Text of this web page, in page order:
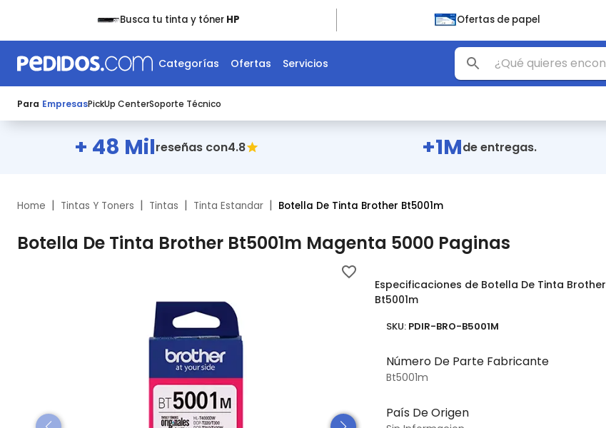
Busca tu tinta y tónerHP Ofertas de papel
Categorías Ofertas Servicios
Para EmpresasPickUp CenterSoporte Técnico
+ 48 Milreseñas con4.8 +1Mde entregas.
Home | Tintas Y Toners | Tintas | Tinta Estandar | Botella De Tinta Brother Bt5001m
Botella De Tinta Brother Bt5001m Magenta 5000 Paginas
Especificaciones de Botella De Tinta Brother
Bt5001m
SKU: PDIR-BRO-B5001M
Número De Parte Fabricante
Bt5001m
País De Origen